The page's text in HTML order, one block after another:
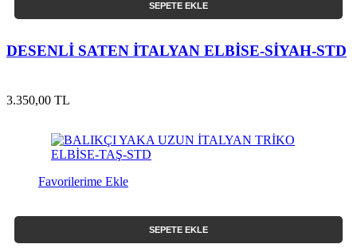
SEPETE EKLE
DESENLİ SATEN İTALYAN ELBİSE-SİYAH-STD
3.350,00 TL
Favorilerime Ekle
SEPETE EKLE